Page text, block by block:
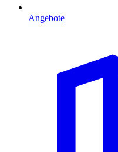
Angebote